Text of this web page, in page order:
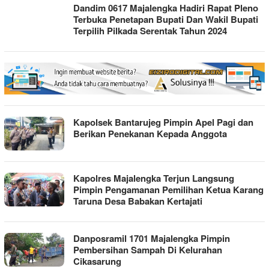
Dandim 0617 Majalengka Hadiri Rapat Pleno
Terbuka Penetapan Bupati Dan Wakil Bupati
Terpilih Pilkada Serentak Tahun 2024
Kapolsek Bantarujeg Pimpin Apel Pagi dan
Berikan Penekanan Kepada Anggota
Kapolres Majalengka Terjun Langsung
Pimpin Pengamanan Pemilihan Ketua Karang
Taruna Desa Babakan Kertajati
Danposramil 1701 Majalengka Pimpin
Pembersihan Sampah Di Kelurahan
Cikasarung